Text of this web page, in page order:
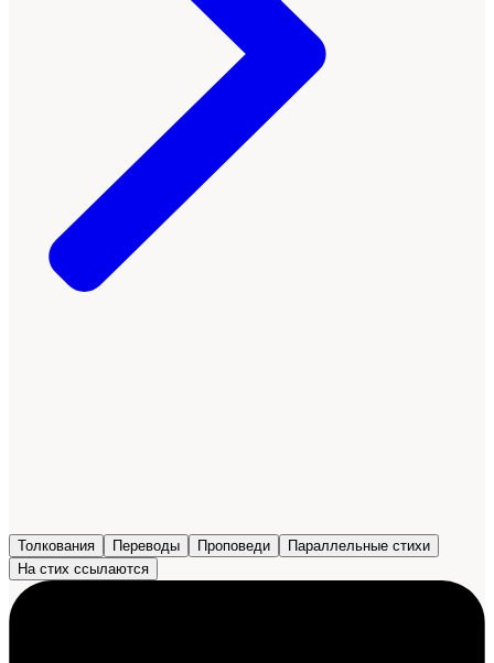
Толкования Переводы Проповеди
Параллельные стихи
На стих ссылаются